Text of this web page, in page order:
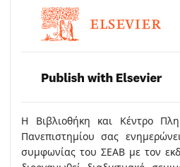
Η Βιβλιοθήκη και Κέντρο
Πανεπιστημίου σας
συμφωνίας του ΣΕΑΒ με τον